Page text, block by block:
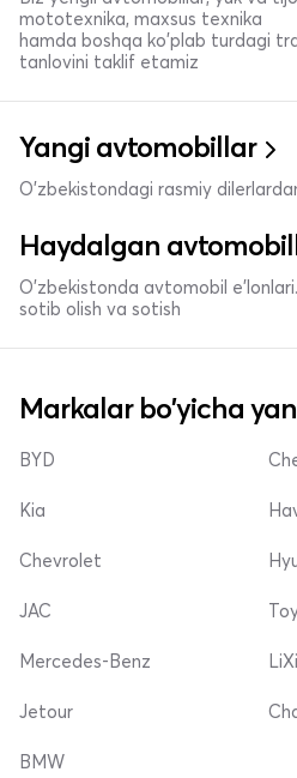
mototexnika, maxsus texnika
hamda boshqa ko'plab turdagi
tanlovini taklif etamiz
Yangi avtomobillar
O'zbekistondagi rasmiy
Haydalgan
O'zbekistonda avtomobil
sotib olish va sotish
Markalar bo'yicha
BYD
Kia
Chevrolet
JAC
Mercedes-Benz
Jetour
BMW